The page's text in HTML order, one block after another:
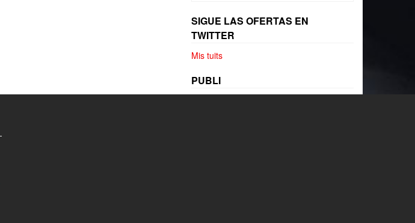
original
era:
79,99€.
actual
es:
SIGUE LAS OFERTAS EN
TWITTER
Mis tuits
PUBLI